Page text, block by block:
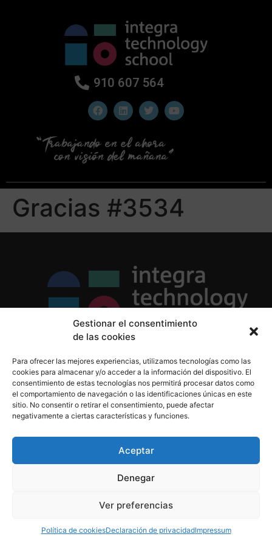
Gestionar el consentimiento
de las cookies
Para ofrecer las mejores experiencias, utilizamos tecnologías como las
cookies para almacenar y/o acceder a la información del dispositivo. El
consentimiento de estas tecnologías nos permitirá procesar datos como
el comportamiento de navegación o las identificaciones únicas en este
sitio. No consentir o retirar el consentimiento, puede afectar
negativamente a ciertas características y funciones.
Aceptar
Denegar
Ver preferencias
Política de cookiesDeclaración de privacidadImpressum
910 607 564
Gracias #3534
Política de Cookies
Aviso Legal
910 607 564
derechos reservados